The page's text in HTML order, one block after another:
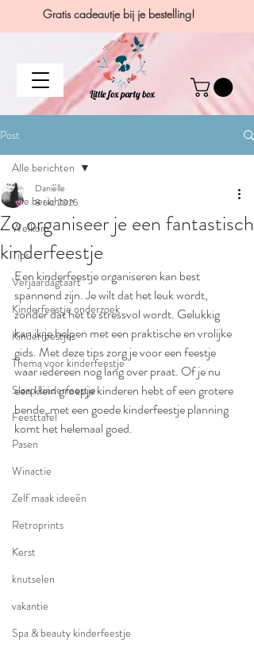
Gratis cadeautje bij je bestelling!
Post
Alle berichten
Welkom
Tips
Verjaardagtaart
Kinderfeestje onderzoek
Kinderfeestjes
Thema voor kinderfeestje
Slaap kinderfeestje
Feesttafel
Pasen
Winactie
Zelf maak ideeën
Retroprints
Kerst
knutselen
vakantie
Spa & beauty kinderfeestje
Alle berichten
Zo organiseer je een fantastisch
kinderfeestje
Daniëlle
8 okt 2025
Een kinderfeestje organiseren kan best
spannend zijn. Je wilt dat het leuk wordt,
zonder dat het te stressvol wordt. Gelukkig
kan ik je helpen met een praktische en vrolijke
gids. Met deze tips zorg je voor een feestje
waar iedereen nog lang over praat. Of je nu
een klein groepje kinderen hebt of een grotere
bende, met een goede kinderfeestje planning
komt het helemaal goed.